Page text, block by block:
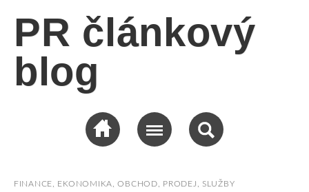
PR článkový
blog
FINANCE, EKONOMIKA,OBCHOD, PRODEJ , SLUŽBY